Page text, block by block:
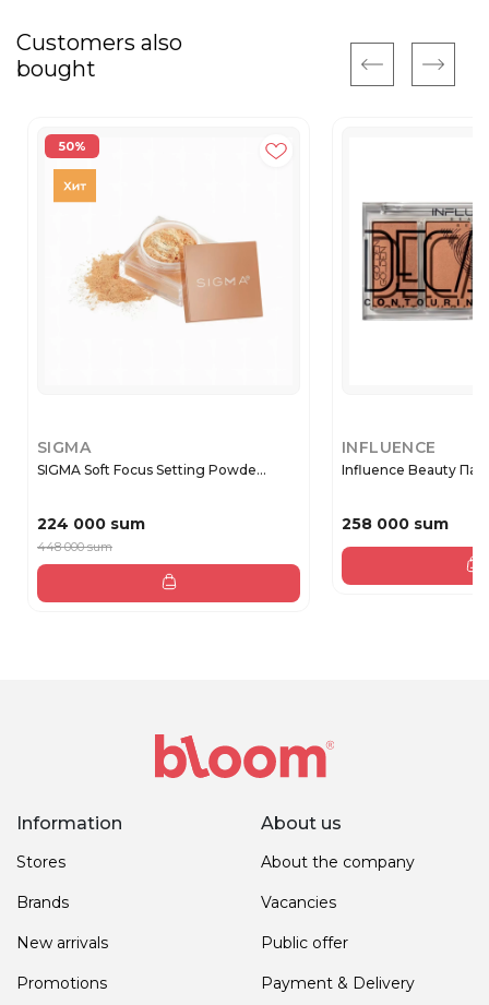
Customers also
bought
50%
SIGMA
SIGMA Soft Focus Setting Powde...
224 000 sum
448 000 sum
INFLUENCE
Influence Beauty
258 000 sum
Information
Stores
Brands
New arrivals
Promotions
About us
About the company
Vacancies
Public offer
Payment & Delivery